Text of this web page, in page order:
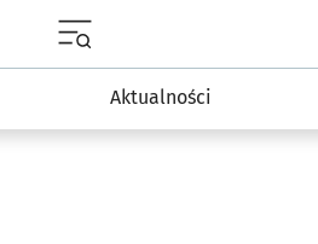
Aktualności